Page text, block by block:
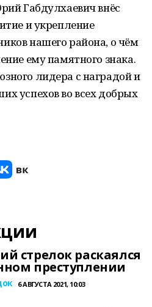
Габдулхаевич внёс
и укрепление
нашего района, о чём
ему памятного знака.
лидера с наградой и
успехов во всех добрых
стрелок раскаялся
преступлении
6 АВГУСТА 2021, 10:03